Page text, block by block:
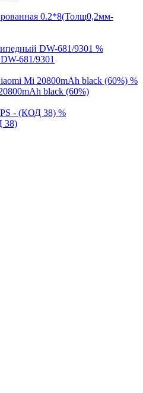
0.2*8(Толщ0,2мм-
%
681/9301
%
black (60%)
%
38)